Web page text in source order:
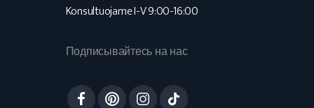
Konsultuojame I-V 9:00-16:00
Подписывайтесь на нас
FacebookPinterestInstagram